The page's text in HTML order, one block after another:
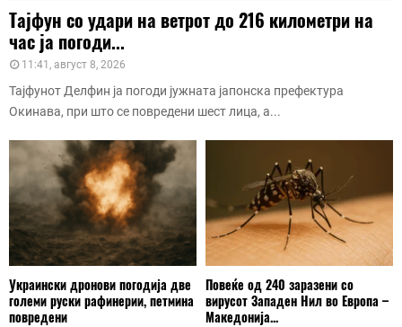
Тајфун со удари на ветрот до 216 километри на
час ја погоди...
11:41, август 8, 2026
Тајфунот Делфин ја погоди јужната јапонска префектура
Окинава, при што се повредени шест лица, а...
Украински дронови погодија две
големи руски рафинерии, петмина
повредени
Повеќе од 240 заразени со
вирусот Западен Нил во Европа –
Македонија...